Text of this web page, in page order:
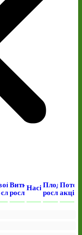
Виткі
рослини
НасінняПлодові
рослини
акція